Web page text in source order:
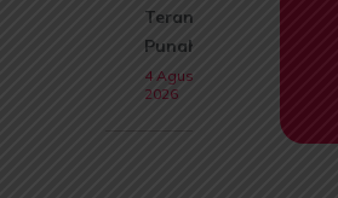
Terancam
Punah
4 Agustus
2026